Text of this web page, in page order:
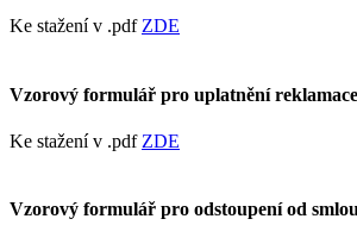
Ke stažení v .pdf ZDE
Vzorový formulář pro uplatnění reklamace
Ke stažení v .pdf ZDE
Vzorový formulář pro odstoupení od